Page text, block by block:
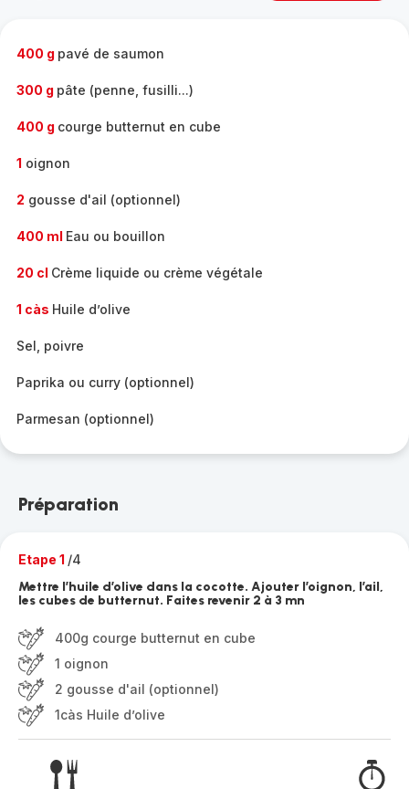
400 g pavé de saumon
300 g pâte (penne, fusilli...)
400 g courge butternut en cube
1 oignon
2 gousse d'ail (optionnel)
400 ml Eau ou bouillon
20 cl Crème liquide ou crème végétale
1 càs Huile d’olive
Sel, poivre
Paprika ou curry (optionnel)
Parmesan (optionnel)
Préparation
Etape 1 /4
Mettre l’huile d’olive dans la cocotte. Ajouter l’oignon, l’ail,
les cubes de butternut. Faites revenir 2 à 3 mn
400g courge butternut en cube
1 oignon
2 gousse d'ail (optionnel)
1càs Huile d’olive